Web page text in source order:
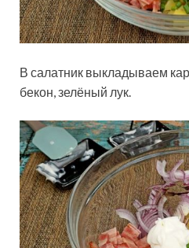
В салатник выкладываем
бекон, зелёный лук.